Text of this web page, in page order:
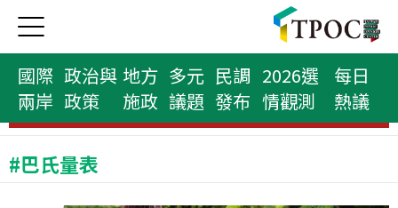
國際
兩岸
政治與
政策
地方
施政
多元
議題
民調
發布
2026選
情觀測
每日
熱議
民意代表榜
#巴氏量表